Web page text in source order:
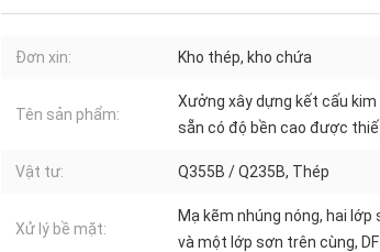
Đơn xin: Kho thép, kho chứa
Tên sản phẩm:
Xưởng xây dựng kết cấu kim
sẵn có độ bền cao được
Vật tư: Q355B / Q235B, Thép
Xử lý bề mặt:
Mạ kẽm nhúng nóng, hai lớp
và một lớp sơn trên cùng,